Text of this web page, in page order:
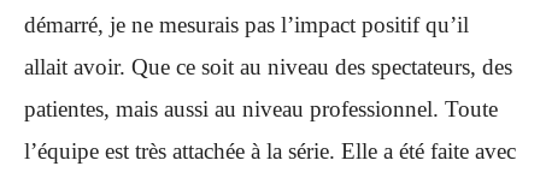
démarré, je ne mesurais pas l’impact positif qu’il
allait avoir. Que ce soit au niveau des spectateurs, des
patientes, mais aussi au niveau professionnel. Toute
l’équipe est très attachée à la série. Elle a été faite avec